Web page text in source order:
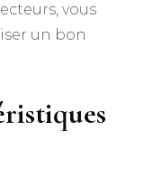
vous
un bon